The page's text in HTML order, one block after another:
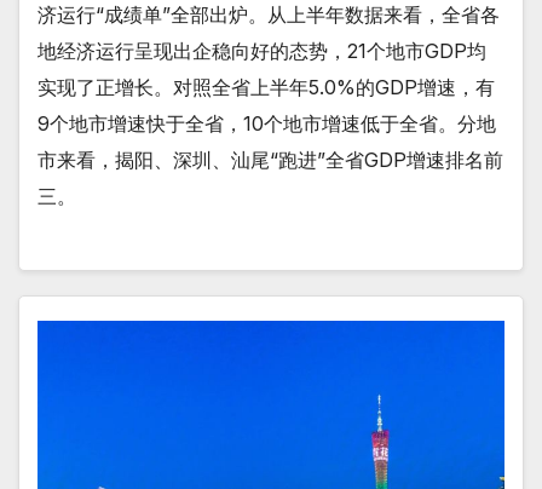
济运行“成绩单”全部出炉。从上半年数据来看，全省各
地经济运行呈现出企稳向好的态势，21个地市GDP均
实现了正增长。对照全省上半年5.0%的GDP增速，有
9个地市增速快于全省，10个地市增速低于全省。分地
市来看，揭阳、深圳、汕尾“跑进”全省GDP增速排名前
三。